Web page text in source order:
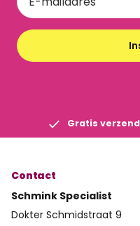
Gratis
Contact
Schmink Specialist
Dokter Schmidstraat 9